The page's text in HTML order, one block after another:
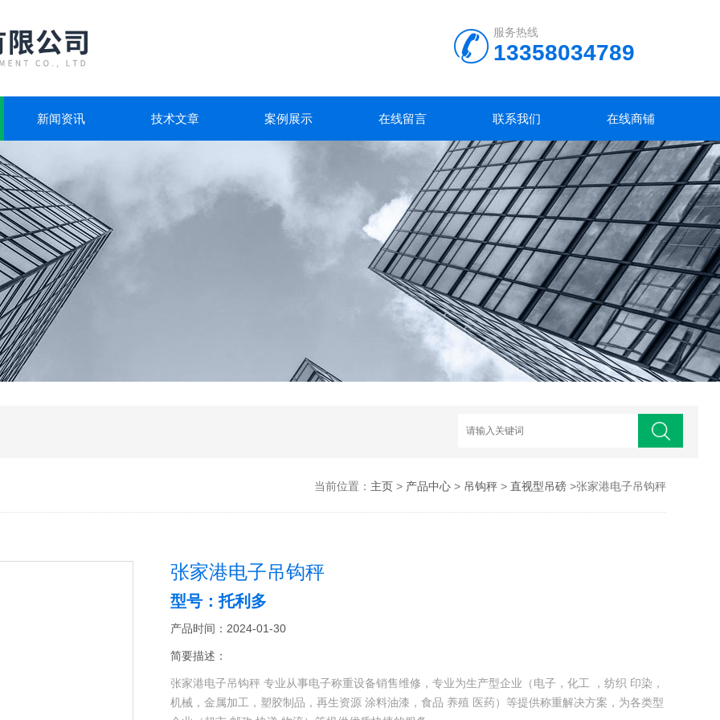
服务热线
13358034789
新闻资讯 技术文章 案例展示 在线留言 联系我们 在线商铺
当前位置： 主页> 产品中心> 吊钩秤> 直视型吊磅>张家港电子吊钩秤
张家港电子吊钩秤
型号：托利多
产品时间：2024-01-30
简要描述：
张家港电子吊钩秤 专业从事电子称重设备销售维修，专业为生产型企业（电子，化工 ，纺织 印染，
机械，金属加工，塑胶制品，再生资源 涂料油漆，食品 养殖 医药）等提供称重解决方案，为各类型